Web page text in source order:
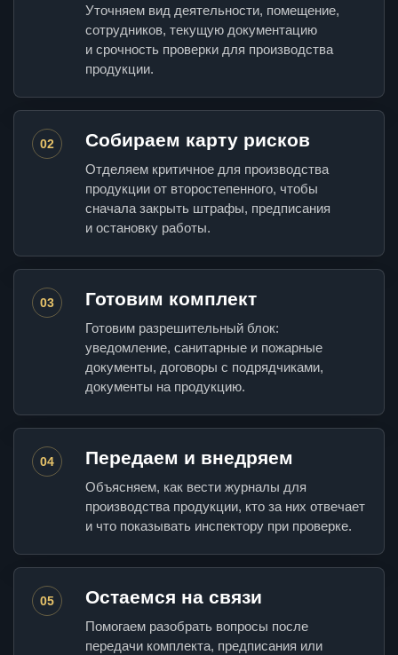
Уточняем вид деятельности, помещение,
сотрудников, текущую документацию
и срочность проверки для производства
продукции.
02 Собираем карту рисков
Отделяем критичное для производства
продукции от второстепенного, чтобы
сначала закрыть штрафы, предписания
и остановку работы.
03 Готовим комплект
Готовим разрешительный блок:
уведомление, санитарные и пожарные
документы, договоры с подрядчиками,
документы на продукцию.
04 Передаем и внедряем
Объясняем, как вести журналы для
производства продукции, кто за них отвечает
и что показывать инспектору при проверке.
05 Остаемся на связи
Помогаем разобрать вопросы после
передачи комплекта, предписания или